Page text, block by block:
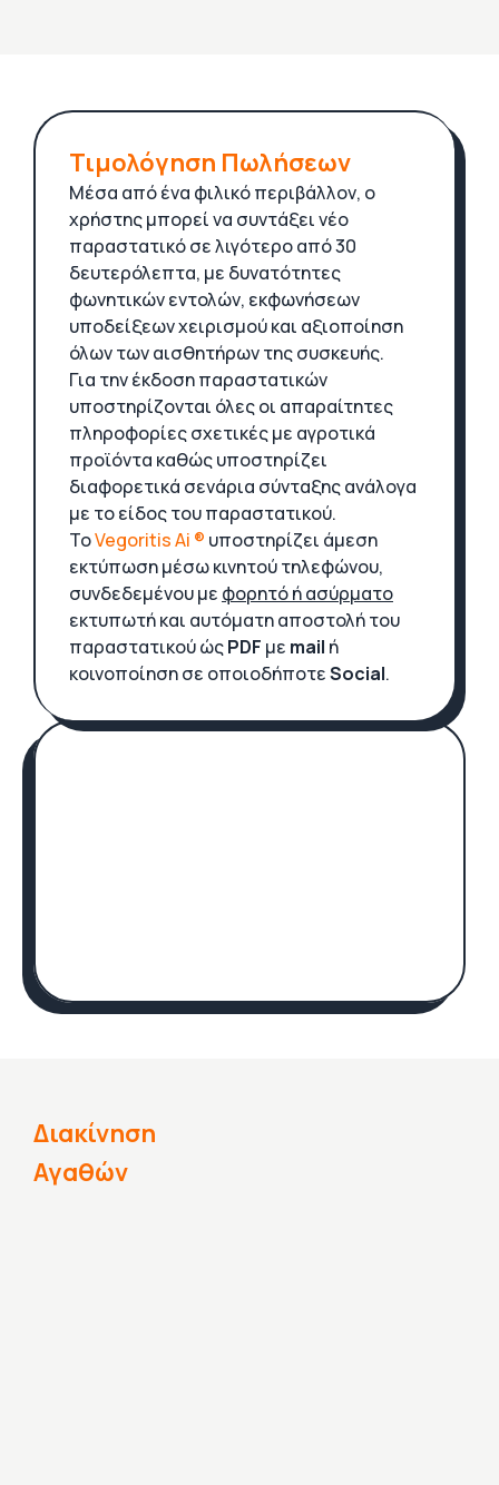
Τιμολόγηση Πωλήσεων
Μέσα από ένα φιλικό περιβάλλον, ο
χρήστης μπορεί να συντάξει νέο
παραστατικό σε λιγότερο από 30
δευτερόλεπτα, με δυνατότητες
φωνητικών εντολών, εκφωνήσεων
υποδείξεων χειρισμού και αξιοποίηση
όλων των αισθητήρων της συσκευής.
Για την έκδοση παραστατικών
υποστηρίζονται όλες οι απαραίτητες
πληροφορίες σχετικές με αγροτικά
προϊόντα καθώς υποστηρίζει
διαφορετικά σενάρια σύνταξης ανάλογα
με το είδος του παραστατικού.
ΤοVegoritis Ai ® υποστηρίζει άμεση
εκτύπωση μέσω κινητού τηλεφώνου,
συνδεδεμένου με φορητό ή ασύρματο
εκτυπωτή και αυτόματη αποστολή του
παραστατικού ώςPDF με mail ή
κοινοποίηση σε οποιοδήποτεSocial.
Διακίνηση
Αγαθών